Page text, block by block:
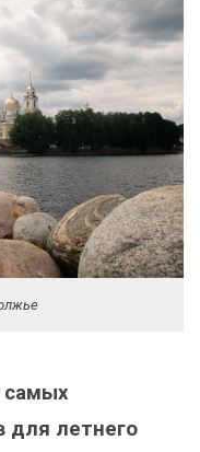
самых
для летнего